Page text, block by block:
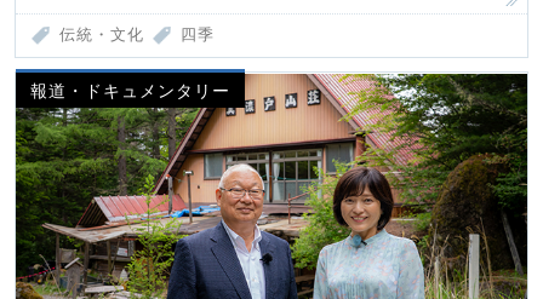
伝統・文化 四季
報道・ドキュメンタリー